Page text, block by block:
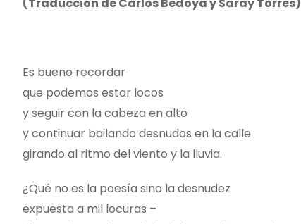
Es bueno recordar
que podemos estar locos
y seguir con la cabeza en alto
y continuar bailando desnudos en la calle
girando al ritmo del viento y la lluvia.
¿Qué no es la poesía sino la desnudez
expuesta a mil locuras –